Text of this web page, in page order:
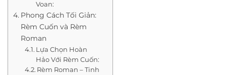
Voan:
Phong Cách Tối Giản:
Rèm Cuốn và Rèm
Roman
Lựa Chọn Hoàn
Hảo Với Rèm Cuốn:
Rèm Roman – Tinh